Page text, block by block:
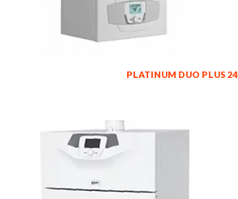
PLATINUM DUO PLUS 24